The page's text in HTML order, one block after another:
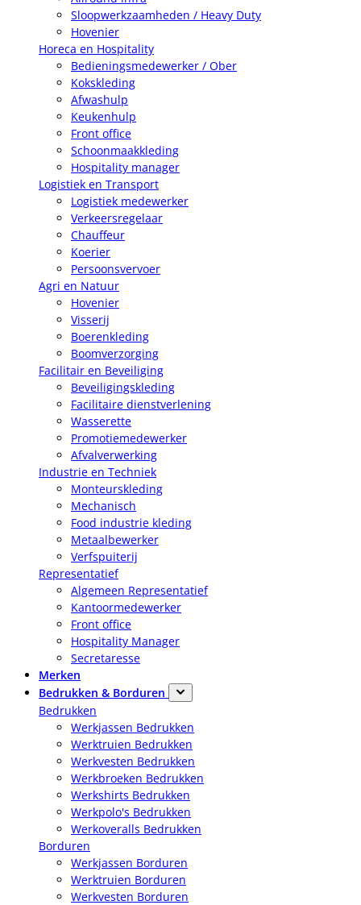
Sloopwerkzaamheden / Heavy Duty
Hovenier
Horeca en Hospitality
Bedieningsmedewerker / Ober
Kokskleding
Afwashulp
Keukenhulp
Front office
Schoonmaakkleding
Hospitality manager
Logistiek en Transport
Logistiek medewerker
Verkeersregelaar
Chauffeur
Koerier
Persoonsvervoer
Agri en Natuur
Hovenier
Visserij
Boerenkleding
Boomverzorging
Facilitair en Beveiliging
Beveiligingskleding
Facilitaire dienstverlening
Wasserette
Promotiemedewerker
Afvalverwerking
Industrie en Techniek
Monteurskleding
Mechanisch
Food industrie kleding
Metaalbewerker
Verfspuiterij
Representatief
Algemeen Representatief
Kantoormedewerker
Front office
Hospitality Manager
Secretaresse
Merken
Bedrukken & Borduren
Bedrukken
Werkjassen Bedrukken
Werktruien Bedrukken
Werkvesten Bedrukken
Werkbroeken Bedrukken
Werkshirts Bedrukken
Werkpolo's Bedrukken
Werkoveralls Bedrukken
Borduren
Werkjassen Borduren
Werktruien Borduren
Werkvesten Borduren